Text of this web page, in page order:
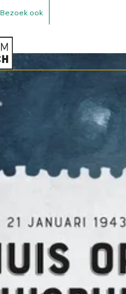
Bezoek ook